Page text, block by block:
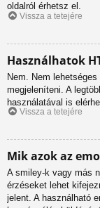
oldalról érhetsz el.
Vissza a tetejére
Használhatok
Nem. Nem
megjeleníteni. A
használatával is
Vissza a tetejére
Mik azok az
A smiley-k vagy más
érzéseket lehet
jelent. A használható